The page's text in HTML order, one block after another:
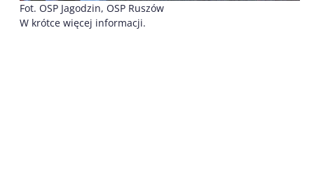
Fot. OSP Jagodzin, OSP Ruszów
W krótce więcej informacji.